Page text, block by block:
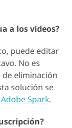
a los videos?
puede editar
No es
eliminación
solución se
Spark.